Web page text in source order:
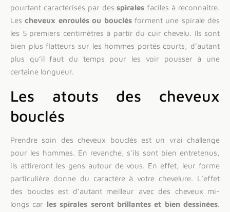
pourtant caractérisés par desspirales faciles à reconnaître.
Lescheveux enroulés ou bouclésforment une spirale dès
les 5 premiers centimètres à partir du cuir chevelu. Ils sont
bien plus flatteurs sur les hommes portés courts, d’autant
plus qu’il faut du temps pour les voir pousser à une
certaine longueur.
Les atouts des cheveux
bouclés
Prendre soin des cheveux bouclés est un vrai challenge
pour les hommes. En revanche, s’ils sont bien entretenus,
ils attireront les gens autour de vous. En effet, leur forme
particulière donne du caractère à votre chevelure. L’effet
des boucles est d’autant meilleur avec des cheveux mi-
longs car les spirales seront brillantes et bien dessinées.